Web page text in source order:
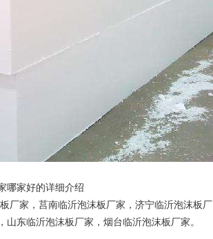
哪家好的详细介绍
厂家 ， 莒南临沂泡沫板厂家 ， 济宁临沂泡沫板厂
， 山东临沂泡沫板厂家 ， 烟台临沂泡沫板厂家。